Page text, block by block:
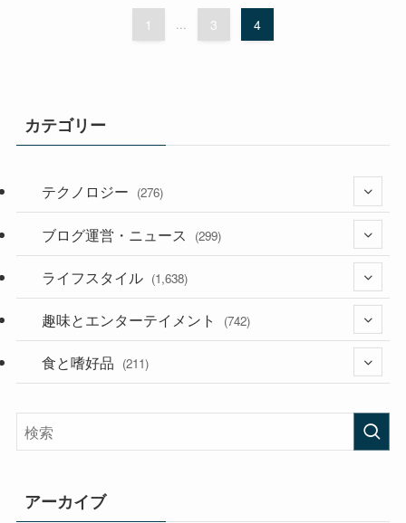
1 ... 3 4
カテゴリー
テクノロジー (276)
(36)
(187)
ブログ運営・ニュース (299)
(118)
(181)
ライフスタイル (1,638)
(394)
(282)
(33)
趣味とエンターテイメント (742)
(56)
食と嗜好品 (211)
アーカイブ